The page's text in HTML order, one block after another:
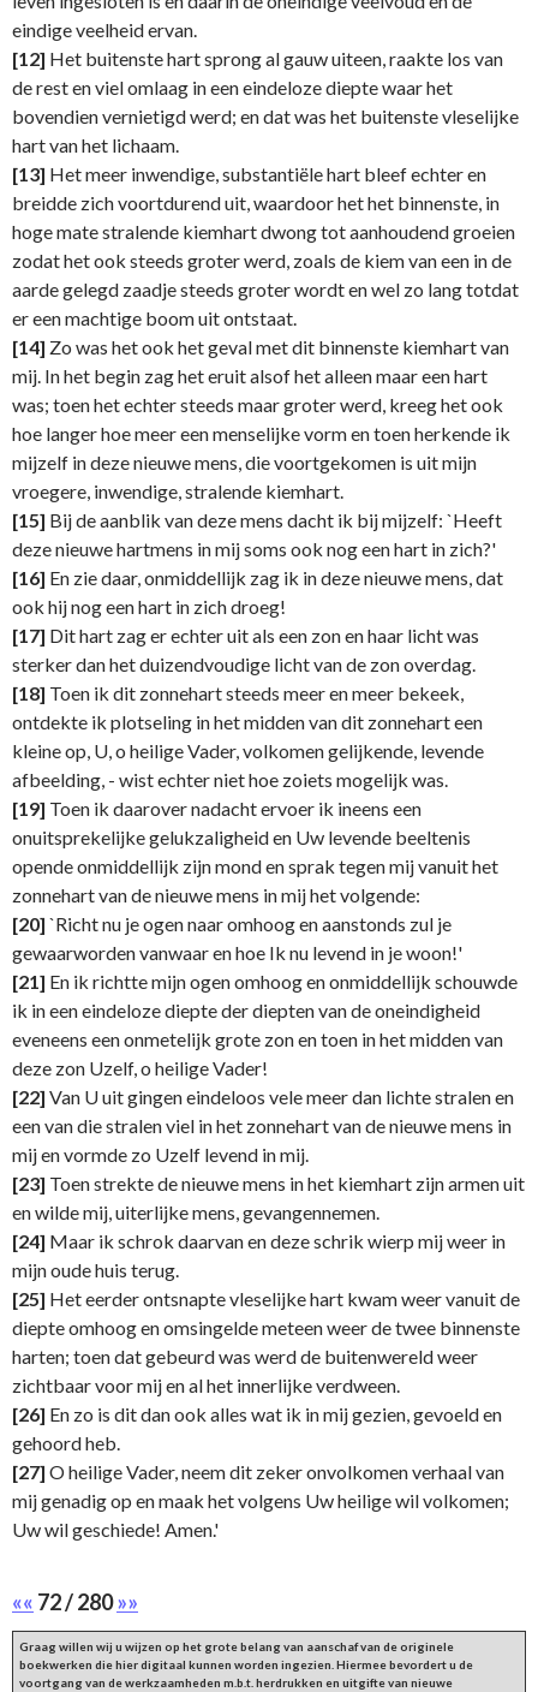
eindige veelheid ervan.
[12] Het buitenste hart sprong al gauw uiteen, raakte los van
de rest en viel omlaag in een eindeloze diepte waar het
bovendien vernietigd werd; en dat was het buitenste vleselijke
hart van het lichaam.
[13] Het meer inwendige, substantiële hart bleef echter en
breidde zich voortdurend uit, waardoor het het binnenste, in
hoge mate stralende kiemhart dwong tot aanhoudend groeien
zodat het ook steeds groter werd, zoals de kiem van een in de
aarde gelegd zaadje steeds groter wordt en wel zo lang totdat
er een machtige boom uit ontstaat.
[14] Zo was het ook het geval met dit binnenste kiemhart van
mij. In het begin zag het eruit alsof het alleen maar een hart
was; toen het echter steeds maar groter werd, kreeg het ook
hoe langer hoe meer een menselijke vorm en toen herkende ik
mijzelf in deze nieuwe mens, die voortgekomen is uit mijn
vroegere, inwendige, stralende kiemhart.
[15] Bij de aanblik van deze mens dacht ik bij mijzelf: `Heeft
deze nieuwe hartmens in mij soms ook nog een hart in zich?'
[16] En zie daar, onmiddellijk zag ik in deze nieuwe mens, dat
ook hij nog een hart in zich droeg!
[17] Dit hart zag er echter uit als een zon en haar licht was
sterker dan het duizendvoudige licht van de zon overdag.
[18] Toen ik dit zonnehart steeds meer en meer bekeek,
ontdekte ik plotseling in het midden van dit zonnehart een
kleine op, U, o heilige Vader, volkomen gelijkende, levende
afbeelding, - wist echter niet hoe zoiets mogelijk was.
[19] Toen ik daarover nadacht ervoer ik ineens een
onuitsprekelijke gelukzaligheid en Uw levende beeltenis
opende onmiddellijk zijn mond en sprak tegen mij vanuit het
zonnehart van de nieuwe mens in mij het volgende:
[20] `Richt nu je ogen naar omhoog en aanstonds zul je
gewaarworden vanwaar en hoe Ik nu levend in je woon!'
[21] En ik richtte mijn ogen omhoog en onmiddellijk schouwde
ik in een eindeloze diepte der diepten van de oneindigheid
eveneens een onmetelijk grote zon en toen in het midden van
deze zon Uzelf, o heilige Vader!
[22] Van U uit gingen eindeloos vele meer dan lichte stralen en
een van die stralen viel in het zonnehart van de nieuwe mens in
mij en vormde zo Uzelf levend in mij.
[23] Toen strekte de nieuwe mens in het kiemhart zijn armen uit
en wilde mij, uiterlijke mens, gevangennemen.
[24] Maar ik schrok daarvan en deze schrik wierp mij weer in
mijn oude huis terug.
[25] Het eerder ontsnapte vleselijke hart kwam weer vanuit de
diepte omhoog en omsingelde meteen weer de twee binnenste
harten; toen dat gebeurd was werd de buitenwereld weer
zichtbaar voor mij en al het innerlijke verdween.
[26] En zo is dit dan ook alles wat ik in mij gezien, gevoeld en
gehoord heb.
[27] O heilige Vader, neem dit zeker onvolkomen verhaal van
mij genadig op en maak het volgens Uw heilige wil volkomen;
Uw wil geschiede! Amen.'
«« 72 / 280»»
Graag willen wij u wijzen op het grote belang van aanschaf van de originele
boekwerken die hier digitaal kunnen worden ingezien. Hiermee bevordert u de
voortgang van de werkzaamheden m.b.t. herdrukken en uitgifte van nieuwe